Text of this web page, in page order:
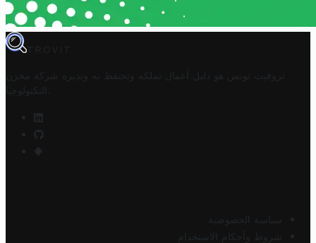
TROVIT
تروفيت تونس هو دليل أعمال تملكه وتحتفظ به وتديره
شركة مخزن
التكنولوجيا
سياسة الخصوصية
شروط وأحكام الاستخدام